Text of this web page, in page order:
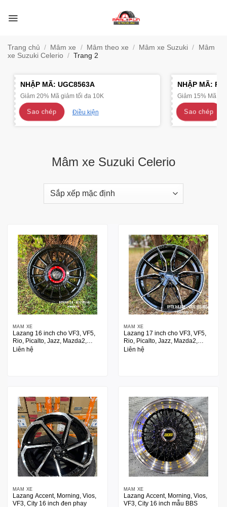
qua
Trang chủ / Mâm xe / Mâm theo xe / Mâm xe Suzuki /
Mâm
xe Suzuki Celerio / Trang 2
NHẬP MÃ: UGC8563A
Giảm 20% Mã giảm tối đa 10K
Sao chép Điều kiện
NHẬP MÃ:
Giảm 15% Mã
Sao chép
Mâm xe Suzuki Celerio
MÂM XE
Lazang 16 inch cho VF3, VF5,
Rio, Picalto, Jazz, Mazda2,
Swith
Liên hệ
MÂM XE
Lazang 17 inch cho VF3, VF5,
Rio, Picalto, Jazz, Mazda2,
Swith
Liên hệ
MÂM XE
Lazang Accent, Morning, Vios,
VF3, City 16 inch đen phay
MÂM XE
Lazang Accent, Morning, Vios,
VF3, City 16 inch mẫu BBS